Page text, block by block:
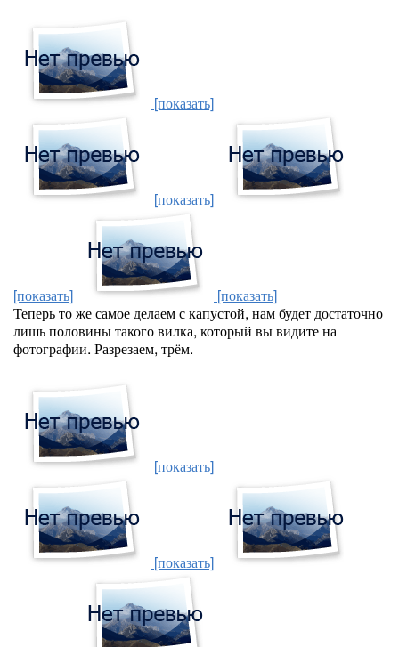
[показать]
[показать]
[показать]
[показать]
Теперь то же самое делаем с капустой, нам будет достаточно
лишь половины такого вилка, который вы видите на
фотографии. Разрезаем, трём.
[показать]
[показать]